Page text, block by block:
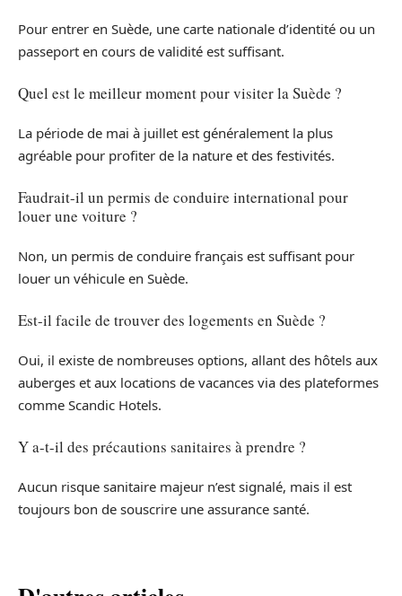
Pour entrer en Suède, une carte nationale d’identité ou un
passeport en cours de validité est suffisant.
Quel est le meilleur moment pour visiter la Suède ?
La période de mai à juillet est généralement la plus
agréable pour profiter de la nature et des festivités.
Faudrait-il un permis de conduire international pour
louer une voiture ?
Non, un permis de conduire français est suffisant pour
louer un véhicule en Suède.
Est-il facile de trouver des logements en Suède ?
Oui, il existe de nombreuses options, allant des hôtels aux
auberges et aux locations de vacances via des plateformes
comme Scandic Hotels.
Y a-t-il des précautions sanitaires à prendre ?
Aucun risque sanitaire majeur n’est signalé, mais il est
toujours bon de souscrire une assurance santé.